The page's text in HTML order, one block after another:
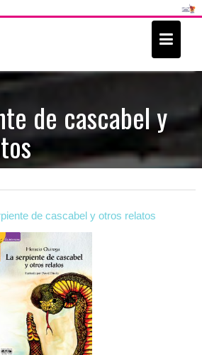
de cascabel y
de cascabel y otros relatos